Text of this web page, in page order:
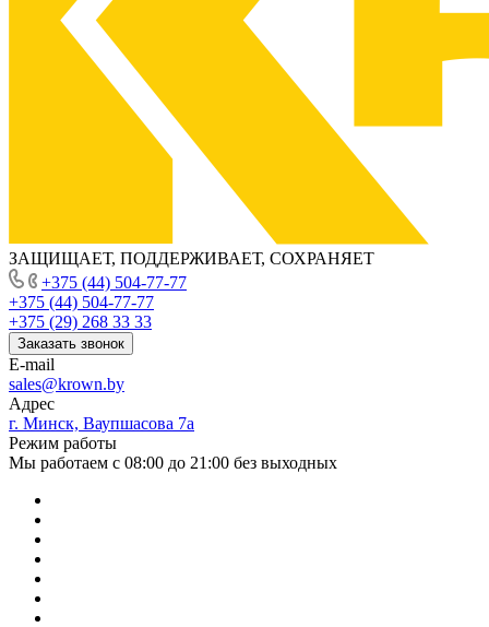
ЗАЩИЩАЕТ, ПОДДЕРЖИВАЕТ, СОХРАНЯЕТ
+375 (44) 504-77-77
+375 (44) 504-77-77
+375 (29) 268 33 33
Заказать звонок
E-mail
sales@krown.by
Адрес
г. Минск, Ваупшасова 7а
Режим работы
Мы работаем с 08:00 до 21:00 без выходных